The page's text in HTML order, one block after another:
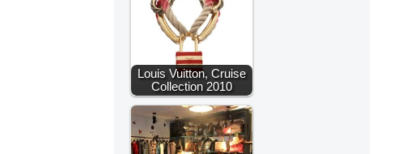
Louis Vuitton, Cruise
Collection 2010